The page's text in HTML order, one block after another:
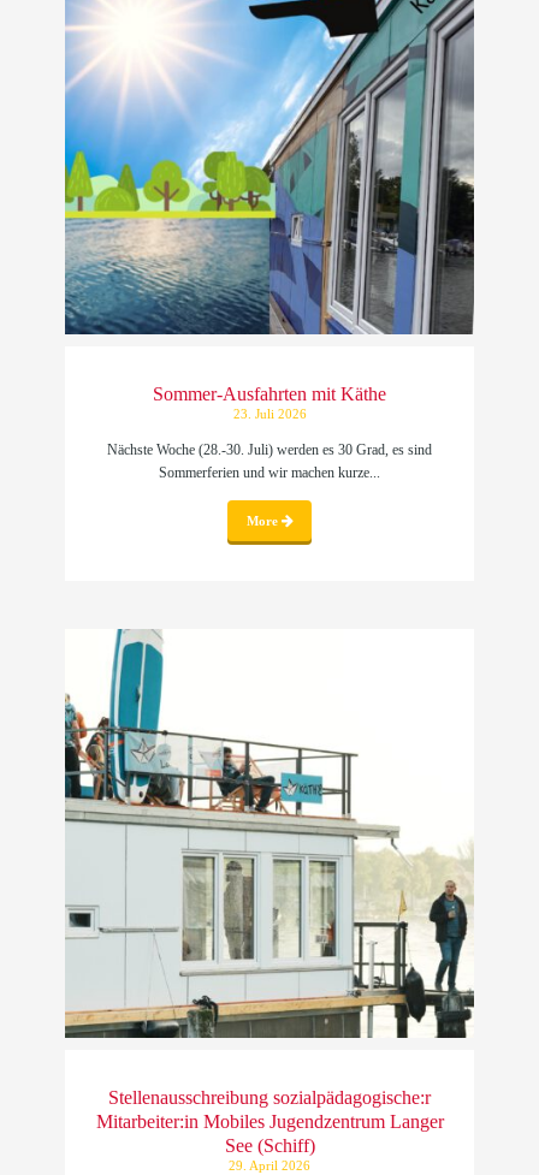
Sommer-Ausfahrten mit Käthe
23. Juli 2026
Nächste Woche (28.-30. Juli) werden es 30 Grad, es sind
Sommerferien und wir machen kurze...
More
Stellenausschreibung sozialpädagogische:r
Mitarbeiter:in Mobiles Jugendzentrum Langer
See (Schiff)
29. April 2026